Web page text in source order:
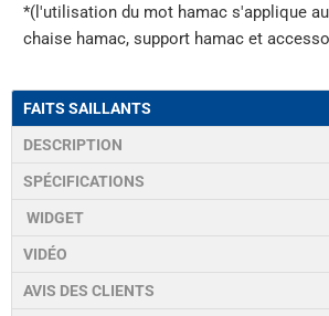
*(l'utilisation du mot hamac s'applique
chaise hamac, support hamac et
FAITS SAILLANTS
DESCRIPTION
SPÉCIFICATIONS
WIDGET
VIDÉO
AVIS DES CLIENTS